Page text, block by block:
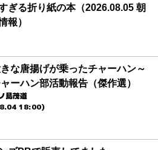
ぎる折り紙の本（2026.08.05 朝
報）
な唐揚げが乗ったチャーハン～
ーハン部活動報告（傑作選）
島茂道
18:00)